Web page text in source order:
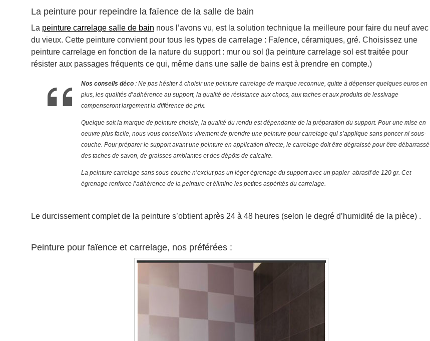
La peinture pour repeindre la faïence de la salle de bain
La peinture carrelage salle de bain nous l’avons vu, est la solution technique la meilleure pour faire du neuf avec
du vieux. Cette peinture convient pour tous les types de carrelage : Faïence, céramiques, gré. Choisissez une
peinture carrelage en fonction de la nature du support : mur ou sol (la peinture carrelage sol est traitée pour
résister aux passages fréquents ce qui, même dans une salle de bains est à prendre en compte.)
Nos conseils déco : Ne pas hésiter à choisir une peinture carrelage de marque reconnue, quitte à dépenser quelques euros en
plus, les qualités d’adhérence au support, la qualité de résistance aux chocs, aux taches et aux produits de lessivage
compenseront largement la différence de prix.
Quelque soit la marque de peinture choisie, la qualité du rendu est dépendante de la préparation du support. Pour une mise en
oeuvre plus facile, nous vous conseillons vivement de prendre une peinture pour carrelage qui s’applique sans poncer ni sous-
couche. Pour préparer le support avant une peinture en application directe, le carrelage doit être dégraissé pour être débarrassé
des taches de savon, de graisses ambiantes et des dépôts de calcaire.
La peinture carrelage sans sous-couche n’exclut pas un léger égrenage du support avec un papier abrasif de 120 gr. Cet
égrenage renforce l’adhérence de la peinture et élimine les petites aspérités du carrelage.
Le durcissement complet de la peinture s’obtient après 24 à 48 heures (selon le degré d’humidité de la pièce) .
Peinture pour faïence et carrelage, nos préférées :